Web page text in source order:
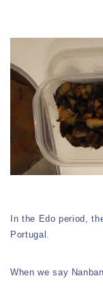
In the Edo period,
Portugal.
When we say